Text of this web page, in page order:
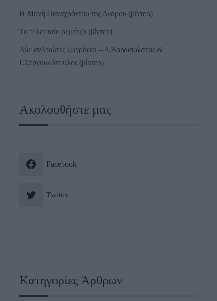
Η Μονή Παναχράντου της Άνδρου (βίντεο)
Το τελευταίο ρεμέτζο (βίντεο)
Δύο ανδριώτες ζωγράφοι – Δ.Βαρδακώστας &
Γ.Σεργουλόπουλος (βίντεο)
Ακολουθήστε μας
Facebook
Twitter
Κατηγορίες Άρθρων